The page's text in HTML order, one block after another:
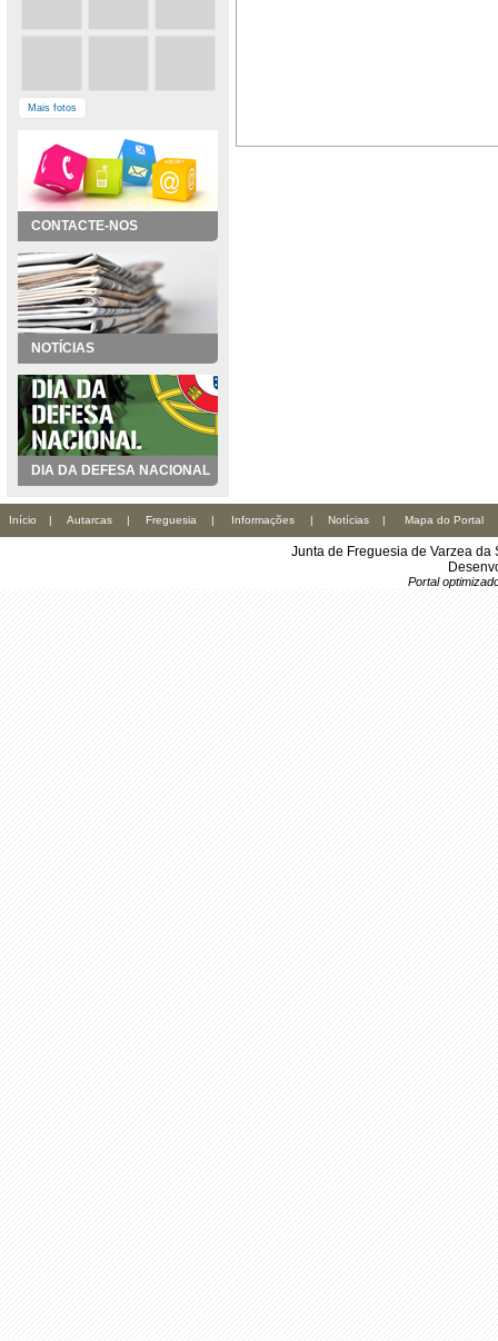
Mais fotos
CONTACTE-NOS
NOTÍCIAS
DIA DA DEFESA NACIONAL
Início | Autarcas | Freguesia | Informações | Notícias | Mapa do Portal
Junta de Freguesia de Varzea
Portal